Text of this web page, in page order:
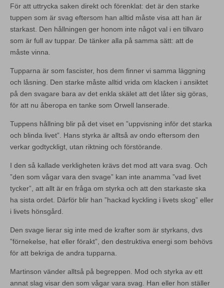
För att uttrycka saken direkt och förenklat: det är den starke
tuppen som är svag eftersom han alltid måste visa att han är
starkast. Den hållningen ger honom inte något val i en tillvaro
som är full av tuppar. De tänker alla på samma sätt: att de
måste vinna.
Tupparna är som fascister, hos dem finner vi samma läggning
och låsning. Den starke måste alltid vrida om klacken i ansiktet
på den svagare bara av det enkla skälet att det låter sig göras,
för att nu åberopa en tanke som Orwell lanserade.
Tuppens hållning blir på det viset en ”uppvisning inför det starka
och blinda livet”. Hans styrka är alltså av ondo eftersom den
verkar godtyckligt, utan riktning och förstörande.
I den så kallade verkligheten krävs det mod att vara svag. Och
”den som vågar vara den svage” kan inte anamma ”vad livet
tycker”, att allt är en fråga om styrka och att den starkaste ska
ha sista ordet. Därför blir han ”hackad kyckling i livets skog” eller
i livets hönsgård.
Den svage lierar sig inte med de krafter som är styrkans, dvs
”förnekelse, hat eller förakt”, den destruktiva energi som behövs
för att bekriga de andra tupparna.
Martinson vänder alltså på begreppen. Mod och styrka av ett
annat slag visar den som vågar vara svag. Han eller hon ställer